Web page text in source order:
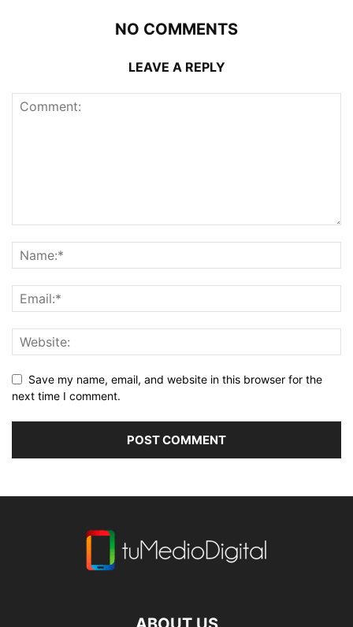
NO COMMENTS
LEAVE A REPLY
Save my name, email, and website in this browser for the
next time I comment.